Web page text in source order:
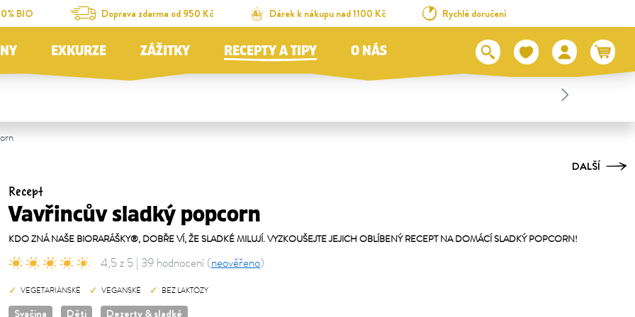
BIO Doprava zdarma od 950 Kč Dárek k nákupu nad 1100 Kč Rychlé doručení
EXKURZE ZÁŽITKY RECEPTY A TIPY O NÁS
DALŠÍ
Recept
Vavřincův sladký popcorn
KDO ZNÁ NAŠE BIORARÁŠKY®, DOBŘE VÍ, ŽE SLADKÉ MILUJÍ. VYZKOUŠEJTE JEJICH OBLÍBENÝ RECEPT NA DOMÁCÍ SLADKÝ POPCORN!
4,5 z 5 | 39 hodnocení (neověřeno)
VEGETARIÁNSKÉ VEGANSKÉ BEZ LAKTÓZY
Svačina Děti Dezerty & sladké